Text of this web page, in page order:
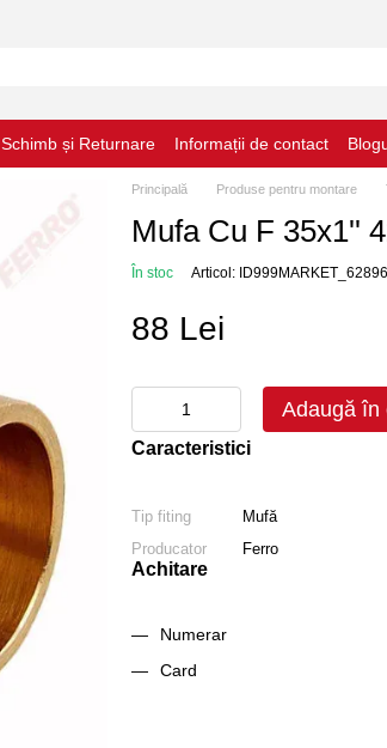
Schimb și Returnare Informații de contact
Principală Produse pentru montare
Mufa Cu F 35x1''
În stoc Articol:
88 Lei
Adaugă în
Caracteristici
Tip fiting
Mufă
Producator
Ferro
Achitare
Numerar
Card